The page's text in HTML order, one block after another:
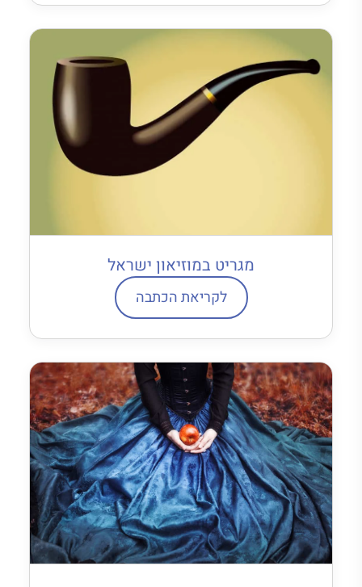
מגריט במוזיאון ישראל
לקריאת הכתבה